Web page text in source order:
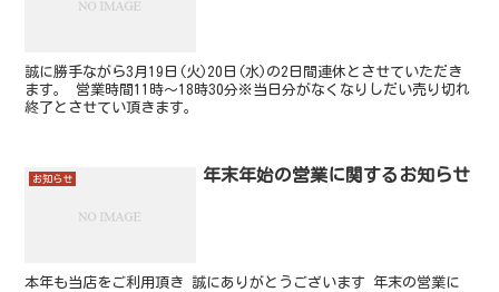
誠に勝手ながら3月19日(火)20日(水)の2日間連休とさせていただき
ます。 営業時間11時～18時30分※当日分がなくなりしだい売り切れ
終了とさせてい頂きます。
お知らせ 年末年始の営業に関するお知らせ
本年も当店をご利用頂き 誠にありがとうございます 年末の営業に